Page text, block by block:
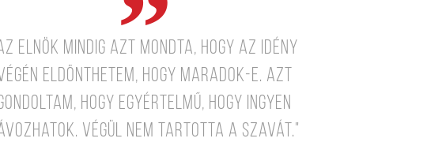
elnök mindig azt mondta, hogy az idény
eldönthetem, hogy maradok-e. Azt
hogy egyértelmű, hogy ingyen
Végül nem tartotta a szavát."